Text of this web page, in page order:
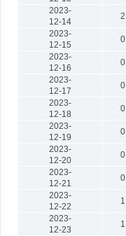
2023-
12-14
2
2023-
12-15
0
2023-
12-16
0
2023-
12-17
0
2023-
12-18
0
2023-
12-19
0
2023-
12-20
0
2023-
12-21
0
2023-
12-22
1
2023-
12-23
1